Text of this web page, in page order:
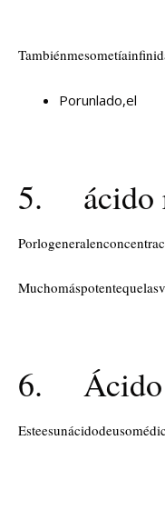
Porunlado,el
5. ácido
6. Ácido